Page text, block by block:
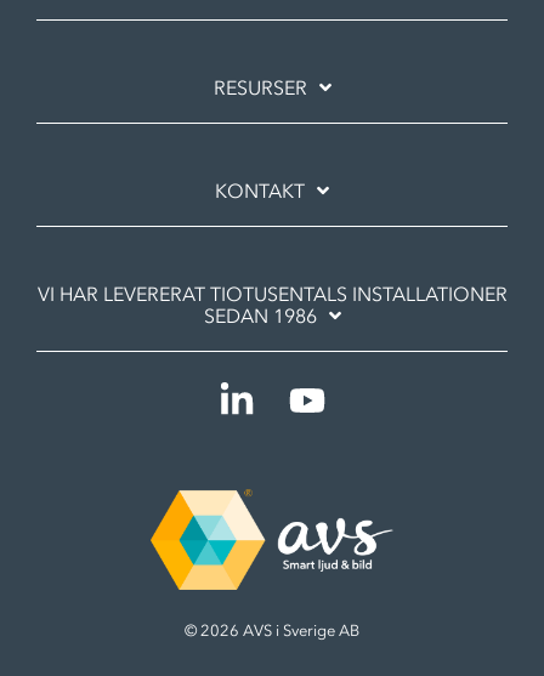
RESURSER
KONTAKT
VI HAR LEVERERAT TIOTUSENTALS INSTALLATIONER
SEDAN 1986
© 2026 AVS i Sverige AB
Linkedin